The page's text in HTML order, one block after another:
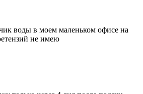
воды в моем маленьком офисе на
не имею